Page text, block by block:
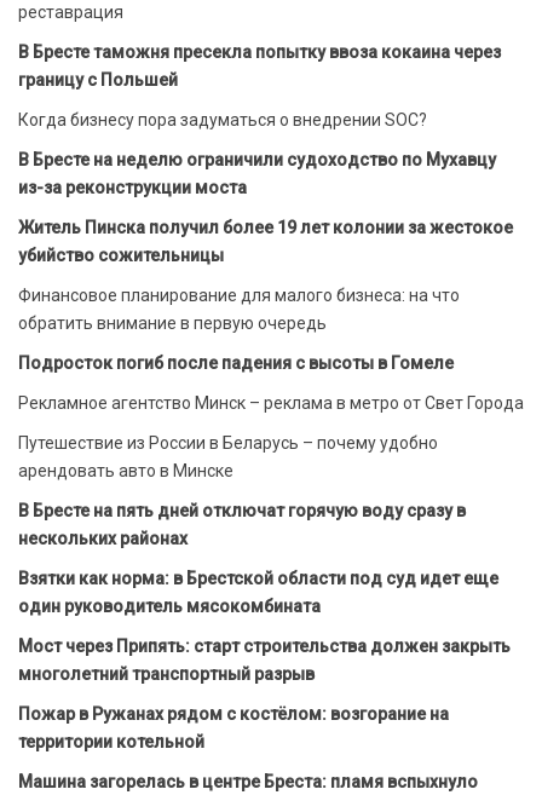
реставрация
В Бресте таможня пресекла попытку ввоза кокаина через
границу с Польшей
Когда бизнесу пора задуматься о внедрении SOC?
В Бресте на неделю ограничили судоходство по Мухавцу
из-за реконструкции моста
Житель Пинска получил более 19 лет колонии за жестокое
убийство сожительницы
Финансовое планирование для малого бизнеса: на что
обратить внимание в первую очередь
Подросток погиб после падения с высоты в Гомеле
Рекламное агентство Минск – реклама в метро от Свет Города
Путешествие из России в Беларусь – почему удобно
арендовать авто в Минске
В Бресте на пять дней отключат горячую воду сразу в
нескольких районах
Взятки как норма: в Брестской области под суд идет еще
один руководитель мясокомбината
Мост через Припять: старт строительства должен закрыть
многолетний транспортный разрыв
Пожар в Ружанах рядом с костёлом: возгорание на
территории котельной
Машина загорелась в центре Бреста: пламя вспыхнуло